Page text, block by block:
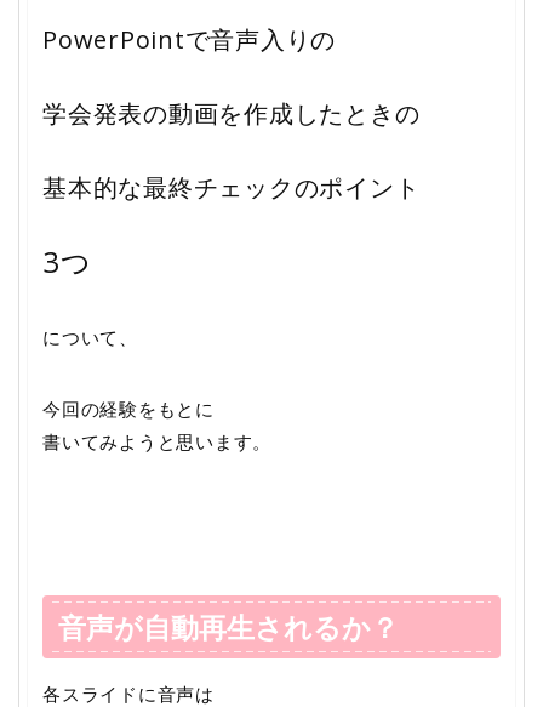
PowerPointで音声入りの
学会発表の動画を作成したときの
基本的な最終チェックのポイント
3つ
について、
今回の経験をもとに
書いてみようと思います。
音声が自動再生されるか？
各スライドに音声は